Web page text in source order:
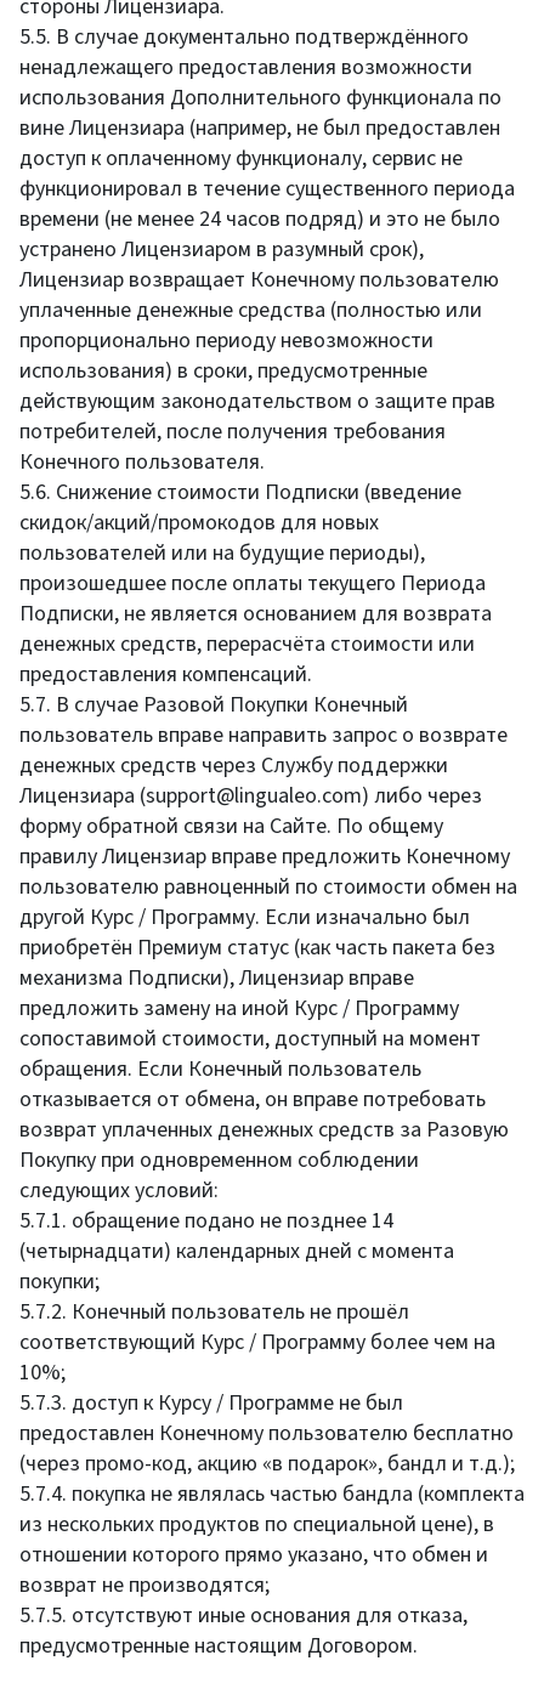
стороны Лицензиара.
5.5. В случае документально подтверждённого
ненадлежащего предоставления возможности
использования Дополнительного функционала по
вине Лицензиара (например, не был предоставлен
доступ к оплаченному функционалу, сервис не
функционировал в течение существенного периода
времени (не менее 24 часов подряд) и это не было
устранено Лицензиаром в разумный срок),
Лицензиар возвращает Конечному пользователю
уплаченные денежные средства (полностью или
пропорционально периоду невозможности
использования) в сроки, предусмотренные
действующим законодательством о защите прав
потребителей, после получения требования
Конечного пользователя.
5.6. Снижение стоимости Подписки (введение
скидок/акций/промокодов для новых
пользователей или на будущие периоды),
произошедшее после оплаты текущего Периода
Подписки, не является основанием для возврата
денежных средств, перерасчёта стоимости или
предоставления компенсаций.
5.7. В случае Разовой Покупки Конечный
пользователь вправе направить запрос о возврате
денежных средств через Службу поддержки
Лицензиара (support@lingualeo.com) либо через
форму обратной связи на Сайте. По общему
правилу Лицензиар вправе предложить Конечному
пользователю равноценный по стоимости обмен на
другой Курс / Программу. Если изначально был
приобретён Премиум статус (как часть пакета без
механизма Подписки), Лицензиар вправе
предложить замену на иной Курс / Программу
сопоставимой стоимости, доступный на момент
обращения. Если Конечный пользователь
отказывается от обмена, он вправе потребовать
возврат уплаченных денежных средств за Разовую
Покупку при одновременном соблюдении
следующих условий:
5.7.1. обращение подано не позднее 14
(четырнадцати) календарных дней с момента
покупки;
5.7.2. Конечный пользователь не прошёл
соответствующий Курс / Программу более чем на
10%;
5.7.3. доступ к Курсy / Программе не был
предоставлен Конечному пользователю бесплатно
(через промо-код, акцию «в подарок», бандл и т.д.);
5.7.4. покупка не являлась частью бандла (комплекта
из нескольких продуктов по специальной цене), в
отношении которого прямо указано, что обмен и
возврат не производятся;
5.7.5. отсутствуют иные основания для отказа,
предусмотренные настоящим Договором.